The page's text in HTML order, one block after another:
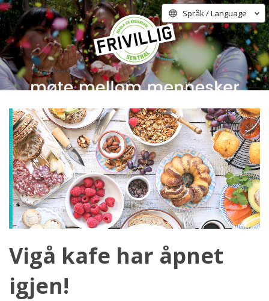
Språk / Language
Vigå kafe har åpnet
igjen!